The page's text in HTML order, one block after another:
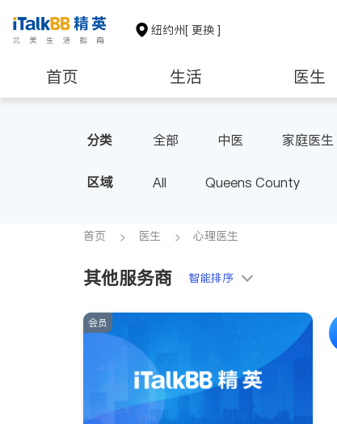
纽约州[ 更换 ]
首页 生活 医生
分类 全部 中医 家庭医生
呼吸科
医生-其它
区域 All Queens County
首页 医生 心理医生
其他服务商 智能排序
会员